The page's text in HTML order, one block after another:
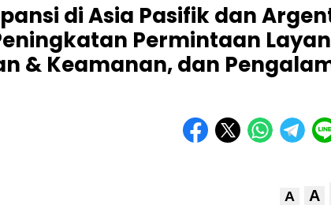
di Asia Pasifik dan
Permintaan
& Keamanan, dan
A A